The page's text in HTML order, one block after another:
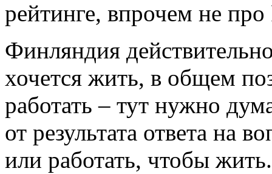
рейтинге, впрочем не
Финляндия
хочется жить, в общем
работать – тут нужно
от результата ответа на
или работать, чтобы жить.